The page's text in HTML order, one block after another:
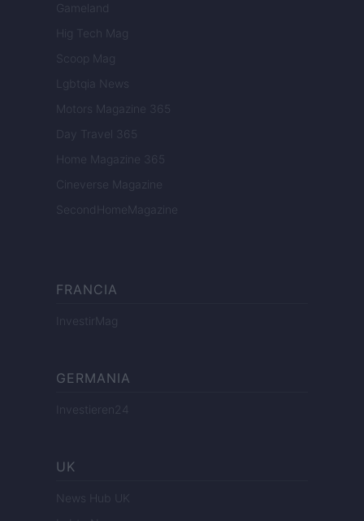
Gameland
Hig Tech Mag
Scoop Mag
Lgbtqia News
Motors Magazine 365
Day Travel 365
Home Magazine 365
Cineverse Magazine
SecondHomeMagazine
FRANCIA
InvestirMag
GERMANIA
Investieren24
UK
News Hub UK